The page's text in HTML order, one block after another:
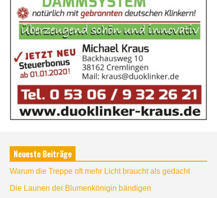
Neueste Beiträge
Warum die Treppe oft mehr Licht braucht als gedacht
Die Launen der Blumenkönigin bändigen